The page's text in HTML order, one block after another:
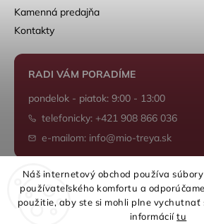
Náš internetový obchod používa
používateľského komfortu a
použitie, aby ste si mohli plne vychutnať
informáciítu
Kamenná predajňa
Kontakty
RADI VÁM PORADÍME
pondelok - piatok: 9:00 - 13:00
telefonicky: +421 908 866 036
e-mailom: info@mio-treya.sk
Shoptet.sk